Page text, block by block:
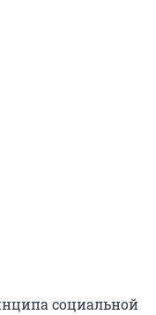
социальной